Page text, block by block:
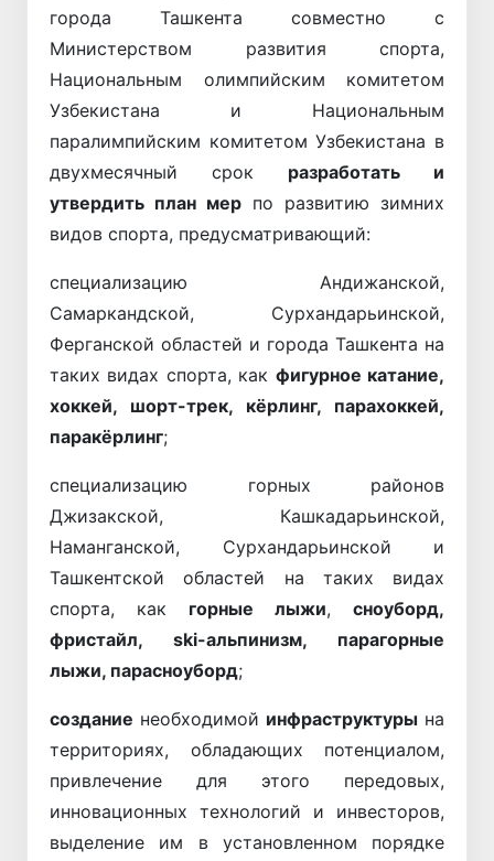
города Ташкента совместно с
Министерством развития спорта,
Национальным олимпийским комитетом
Узбекистана и Национальным
паралимпийским комитетом Узбекистана в
двухмесячный срок разработать и
утвердить план мер по развитию зимних
видов спорта, предусматривающий:
специализацию Андижанской,
Самаркандской, Сурхандарьинской,
Ферганской областей и города Ташкента на
таких видах спорта, как фигурное катание,
хоккей, шорт-трек, кёрлинг, парахоккей,
паракёрлинг;
специализацию горных районов
Джизакской, Кашкадарьинской,
Наманганской, Сурхандарьинской и
Ташкентской областей на таких видах
спорта, как горные лыжи, сноуборд,
фристайл, ski-альпинизм, парагорные
лыжи, парасноуборд;
создание необходимой инфраструктуры на
территориях, обладающих потенциалом,
привлечение для этого передовых,
инновационных технологий и инвесторов,
выделение им в установленном порядке